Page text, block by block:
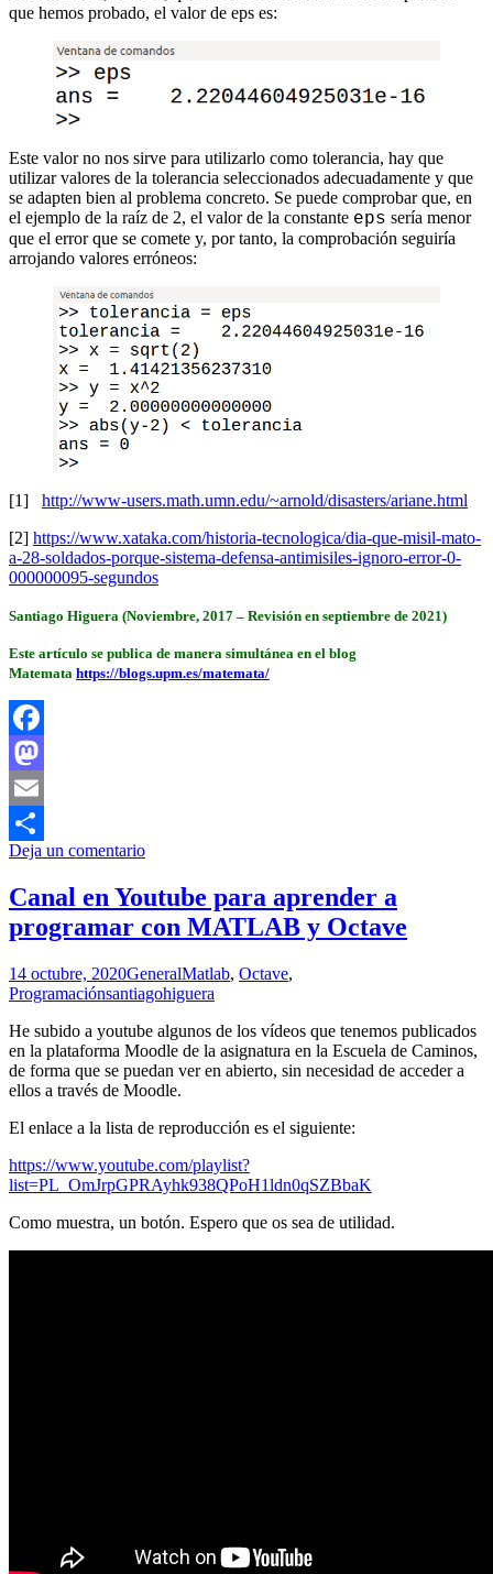
que hemos probado, el valor de eps es:
Este valor no nos sirve para utilizarlo como tolerancia, hay que
utilizar valores de la tolerancia seleccionados adecuadamente y que
se adapten bien al problema concreto. Se puede comprobar que, en
el ejemplo de la raíz de 2, el valor de la constante eps sería menor
que el error que se comete y, por tanto, la comprobación seguiría
arrojando valores erróneos:
[1] http://www-users.math.umn.edu/~arnold/disasters/ariane.html
[2] https://www.xataka.com/historia-tecnologica/dia-que-misil-mato-
a-28-soldados-porque-sistema-defensa-antimisiles-ignoro-error-0-
000000095-segundos
Santiago Higuera (Noviembre, 2017 – Revisión en septiembre de 2021)
Este artículo se publica de manera simultánea en el blog
Matemata https://blogs.upm.es/matemata/
Facebook
Mastodon
Email
Compartir
Deja un comentario
Canal en Youtube para aprender a
programar con MATLAB y Octave
14 octubre, 2020GeneralMatlab, Octave,
Programaciónsantiagohiguera
He subido a youtube algunos de los vídeos que tenemos publicados
en la plataforma Moodle de la asignatura en la Escuela de Caminos,
de forma que se puedan ver en abierto, sin necesidad de acceder a
ellos a través de Moodle.
El enlace a la lista de reproducción es el siguiente:
https://www.youtube.com/playlist?
list=PL_OmJrpGPRAyhk938QPoH1ldn0qSZBbaK
Como muestra, un botón. Espero que os sea de utilidad.